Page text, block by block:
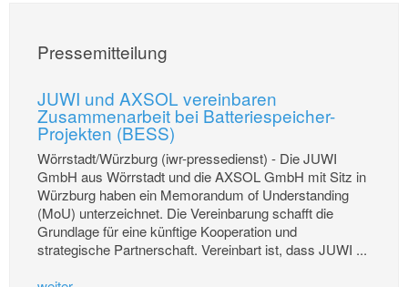
Pressemitteilung
JUWI und AXSOL vereinbaren
Zusammenarbeit bei Batteriespeicher-
Projekten (BESS)
Wörrstadt/Würzburg (iwr-pressedienst) - Die JUWI
GmbH aus Wörrstadt und die AXSOL GmbH mit Sitz in
Würzburg haben ein Memorandum of Understanding
(MoU) unterzeichnet. Die Vereinbarung schafft die
Grundlage für eine künftige Kooperation und
strategische Partnerschaft. Vereinbart ist, dass JUWI ...